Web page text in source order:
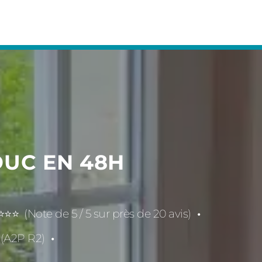
EN 48H
(Note de 5 / 5 sur près de 20 avis)
R2)